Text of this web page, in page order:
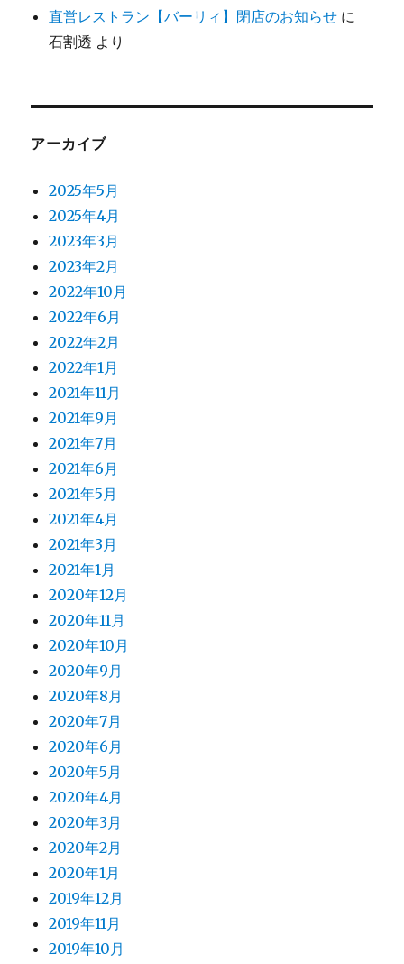
直営レストラン【バーリィ】閉店のお知らせ に
石割透 より
アーカイブ
2025年5月
2025年4月
2023年3月
2023年2月
2022年10月
2022年6月
2022年2月
2022年1月
2021年11月
2021年9月
2021年7月
2021年6月
2021年5月
2021年4月
2021年3月
2021年1月
2020年12月
2020年11月
2020年10月
2020年9月
2020年8月
2020年7月
2020年6月
2020年5月
2020年4月
2020年3月
2020年2月
2020年1月
2019年12月
2019年11月
2019年10月